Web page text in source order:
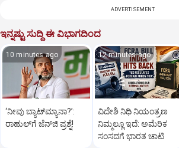
ADVERTISEMENT
ಇನ್ನಷ್ಟು ಸುದ್ದಿ ಈ ವಿಭಾಗದಿಂದ
10 minutes ago
‘ನೀವು ಬ್ಯಾಟ್‌ಮ್ಯಾನಾ?’:
ರಾಹುಲ್‌ಗೆ ಜೆನ್‌ಜಿ ಪ್ರಶ್ನೆ!
12 minutes ago
ವಿದೇಶಿ ನಿಧಿ ನಿಯಂತ್ರಣ
ನಿಮ್ಮಲ್ಲೂ ಇದೆ: ಅಮೆರಿಕ
ಸಂಸದಗೆ ಭಾರತ ಚಾಟಿ